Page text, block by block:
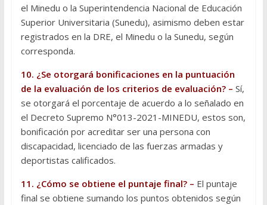
el Minedu o la Superintendencia Nacional de Educación
Superior Universitaria (Sunedu), asimismo deben estar
registrados en la DRE, el Minedu o la Sunedu, según
corresponda.
10. ¿Se otorgará bonificaciones en la puntuación
de la evaluación de los criterios de evaluación? – Sí,
se otorgará el porcentaje de acuerdo a lo señalado en
el Decreto Supremo N°013-2021-MINEDU, estos son,
bonificación por acreditar ser una persona con
discapacidad, licenciado de las fuerzas armadas y
deportistas calificados.
11. ¿Cómo se obtiene el puntaje final? – El puntaje
final se obtiene sumando los puntos obtenidos según